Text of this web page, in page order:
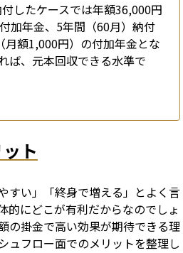
したケースでは年額36,000円
加年金、5年間（60月）納付
月額1,000円）の付加年金とな
ば、元本回収できる水準で
ト
すい」「終身で増える」とよく言
的にどこが有利だからなのでしょ
の掛金で高い効果が期待できる理
ュフロー面でのメリットを整理し